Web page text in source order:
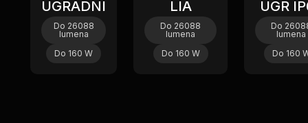
UGRADNI
Do 26088
lumena
Do 160 W
LIA
Do 26088
lumena
Do 160 W
UGR
Do
lumena
Do 160